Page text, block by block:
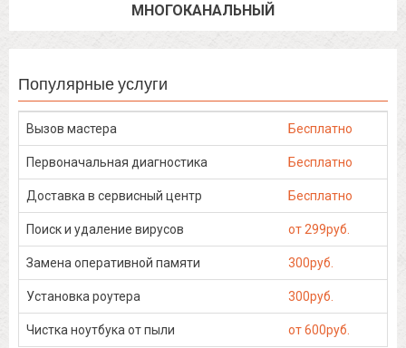
МНОГОКАНАЛЬНЫЙ
Популярные услуги
Вызов мастера Бесплатно
Первоначальная диагностика Бесплатно
Доставка в сервисный центр Бесплатно
Поиск и удаление вирусов от 299руб.
Замена оперативной памяти 300руб.
Установка роутера 300руб.
Чистка ноутбука от пыли от 600руб.